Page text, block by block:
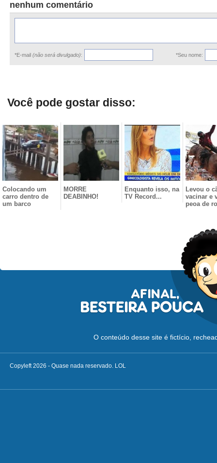
nenhum comentário
*E-mail (não será divulgado): *Seu nome:
Você pode gostar disso:
Colocando um
carro dentro de
um barco
MORRE
DEABINHO!
Enquanto isso, na
TV Record...
Levou o
vacinar e
peoa de
O conteúdo desse site é fictício,
Copyleft 2026 - Quase nada reservado. LOL